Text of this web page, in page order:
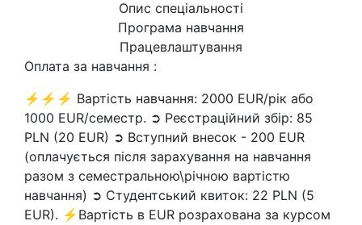
Опис спеціальності
Програма навчання
Працевлаштування
Оплата за навчання :
⚡⚡⚡ Вартість навчання: 2000 EUR/рік або
1000 EUR/семестр. ➲ Реєстраційний збір: 85
PLN (20 EUR) ➲ Вступний внесок - 200 EUR
(оплачується після зарахування на навчання
разом з семестральною\річною вартістю
навчання) ➲ Студентський квиток: 22 PLN (5
EUR). ⚡Вартість в EUR розрахована за курсом